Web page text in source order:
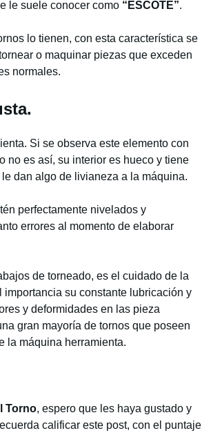
le suele conocer como “ESCOTE”.
lo tienen, con esta característica se
o maquinar piezas que exceden
normales.
Si se observa este elemento con
no es así, su interior es hueco y tiene
dan algo de livianeza a la máquina.
perfectamente nivelados y
errores al momento de elaborar
de torneado, es el cuidado de la
su constante lubricación y
y deformidades en las pieza
gran mayoría de tornos que poseen
la máquina herramienta.
Torno, espero que les haya gustado y
calificar este post, con el puntaje